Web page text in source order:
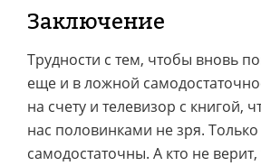
Заключение
Трудности с тем, чтобы вновь
еще и в ложной
на счету и телевизор с книгой,
нас половинками не зря.
самодостаточны. А кто не